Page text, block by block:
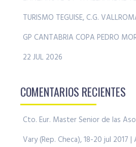
TURISMO TEGUISE, C.G.
GP CANTABRIA COPA PEDRO
22 JUL 2026
COMENTARIOS RECIENTES
Cto. Eur. Master Senior de las
Vary (Rep. Checa), 18-20 jul 2017